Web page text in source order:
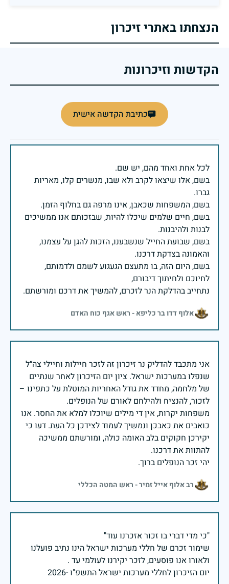
הנצחתו באתרי זיכרון
הקדשות וזיכרונות
כתיבת הקדשה אישית
בשם, אלו שיצאו לקרב ולא שבו, מנשרים קלו, מאריות
בשם, חיים שלמים שיכלו להיות, שבזכותם אנו ממשיכים
בשם, שבועת החייל שנשבענו, הזכות להגן על עצמנו,
בשם, היום הזה, בו מתעצם הגעגוע לשמם ולדמותם,
נתחייב בהדלקת הנר לזכרם, להמשיך את דרכם ומורשתם.
אלוף דדו בר כליפא - ראש אגף כוח האדם
אני מתכבד להדליק נר זיכרון זה לזכר חיילות וחיילי צה״ל
שנפלו במערכות ישראל. ציון יום הזיכרון לאחר שנתיים
של מלחמה, מחדד את גודל האחריות המוטלת על כתפינו –
משפחות יקרות, אין די מילים שיוכלו למלא את החסר. אנו
כואבים את כאבכן ונמשיך לעמוד לצידכן כל העת. דעו כי
יקירכן חקוקים בלב האומה כולה, ומורשתם ממשיכה
יהי זכר הנופלים ברוך.
רב אלוף אייל זמיר - ראש המטה הכללי
שימור זכרם של חללי מערכות ישראל הינו נתיב פועלנו
יום הזיכרון לחללי מערכות ישראל התשפ"ו -2026